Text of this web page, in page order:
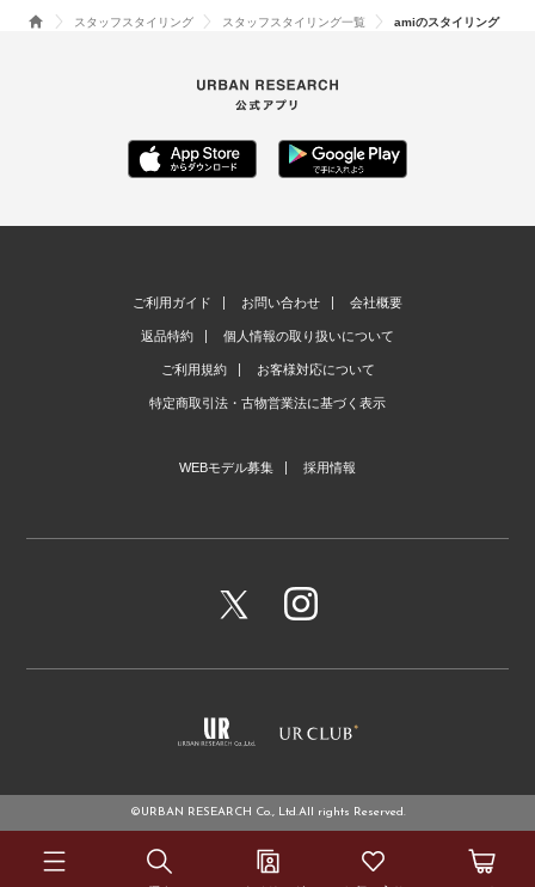
スタッフスタイリング スタッフスタイリング一覧 amiのスタイリング
ご利用ガイド お問い合わせ 会社概要
返品特約 個人情報の取り扱いについて
ご利用規約 お客様対応について
特定商取引法・古物営業法に基づく表示
WEBモデル募集 採用情報
©URBAN RESEARCH Co., Ltd.All rights Reserved.